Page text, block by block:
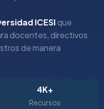
ICESIque
docentes, directivos
de manera
4K+
Recursos